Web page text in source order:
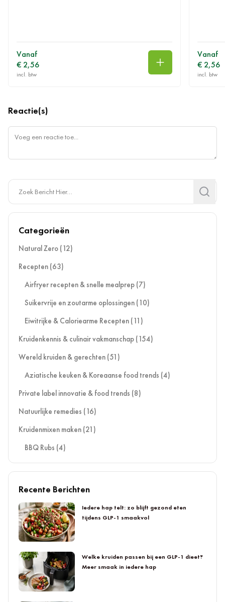
Vanaf
€ 2,56
In winkelwagen
Vanaf
€ 2,56
Reactie(s)
Search
Search
Categorieën
Natural Zero (12)
Recepten (63)
Airfryer recepten & snelle mealprep (7)
Suikervrije en zoutarme oplossingen (10)
Eiwitrijke & Caloriearme Recepten (11)
Kruidenkennis & culinair vakmanschap (154)
Wereld kruiden & gerechten (51)
Aziatische keuken & Koreaanse food trends (4)
Private label innovatie & food trends (8)
Natuurlijke remedies (16)
Kruidenmixen maken (21)
BBQ Rubs (4)
Recente Berichten
Iedere hap telt: zo blijft gezond eten
tijdens GLP-1 smaakvol
Welke kruiden passen bij een GLP-1 dieet?
Meer smaak in iedere hap